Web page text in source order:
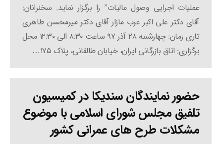
عملیات اجرایی وصول مالیات” را برگزار نماید. سخنرانان:
آقای دکتر علی اکبر عرب مازار آقای دکتر میرمحسن طاهری
تاری زمان: چهارشنبه ۲۸ آذر ۹۷ ساعت ۸:۳۰ الی ۱۲:۳۰ محل
برگزاری: اتاق بازرگانی ایران، خیابان طالقانی، پلاک ۱۷۵…
حضور نمایندگان سندیکا در کمیسیون
تلفیق مجلس شورای اسلامی با موضوع
مشکلات طرح های عمرانی کشور